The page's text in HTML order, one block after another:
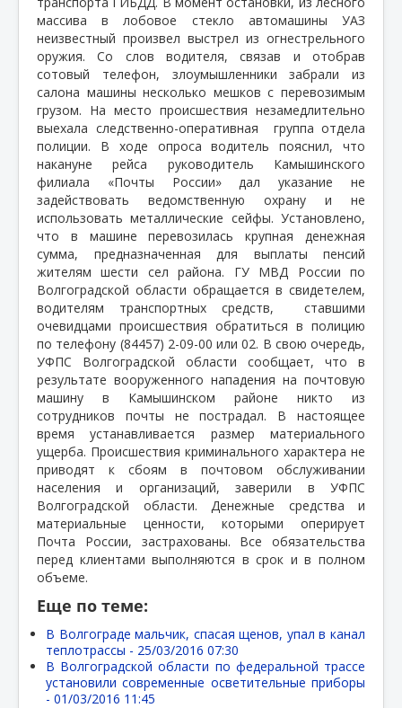
массива в лобовое стекло автомашины УАЗ
неизвестный произвел выстрел из огнестрельного
оружия. Со слов водителя, связав и отобрав
сотовый телефон, злоумышленники забрали из
салона машины несколько мешков с перевозимым
грузом. На место происшествия незамедлительно
выехала следственно-оперативная
группа отдела
полиции. В ходе опроса водитель пояснил, что
накануне рейса руководитель Камышинского
филиала «Почты России» дал указание не
задействовать ведомственную охрану и не
использовать металлические сейфы. Установлено,
что в машине перевозилась крупная денежная
сумма, предназначенная для выплаты пенсий
жителям шести сел района. ГУ МВД России по
Волгоградской области обращается в свидетелем,
водителям транспортных средств,
ставшими
очевидцами происшествия обратиться в полицию
по телефону (84457) 2-09-00 или 02. В свою очередь,
УФПС Волгоградской области сообщает, что в
результате вооруженного нападения на почтовую
машину в Камышинском районе никто из
сотрудников почты не пострадал. В настоящее
время устанавливается размер материального
ущерба. Происшествия криминального характера не
приводят к сбоям в почтовом обслуживании
населения и организаций, заверили в УФПС
Волгоградской области. Денежные средства и
материальные ценности, которыми оперирует
Почта России, застрахованы. Все обязательства
перед клиентами выполняются в срок и в полном
объеме.
Еще по теме:
В Волгограде мальчик, спасая щенов, упал в канал
теплотрассы - 25/03/2016 07:30
В Волгоградской области по федеральной трассе
установили современные осветительные приборы
- 01/03/2016 11:45